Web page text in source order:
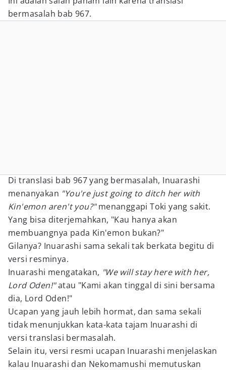
bermasalah bab 967.
Di translasi bab 967 yang bermasalah, Inuarashi
menanyakan "You're just going to ditch her with
Kin'emon aren't you?"menanggapi Toki yang sakit.
Yang bisa diterjemahkan, "Kau hanya akan
membuangnya pada Kin'emon bukan?"
Gilanya? Inuarashi sama sekali tak berkata begitu di
versi resminya.
Inuarashi mengatakan, "We will stay here with her,
Lord Oden!"atau "Kami akan tinggal di sini bersama
dia, Lord Oden!"
Ucapan yang jauh lebih hormat, dan sama sekali
tidak menunjukkan kata-kata tajam Inuarashi di
versi translasi bermasalah.
Selain itu, versi resmi ucapan Inuarashi menjelaskan
kalau Inuarashi dan Nekomamushi memutuskan